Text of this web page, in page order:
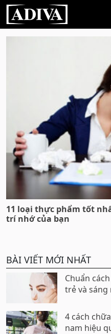
11 loại thực phẩm tốt
trí nhớ của bạn
BÀI VIẾT MỚI NHẤT
Chuẩn
trẻ và sáng
4 cách
nam hiệu